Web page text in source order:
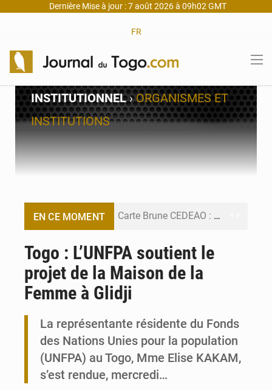
Dernière Mise à jour : 7 août 2026 à 09h02 GMT
FR
INSTITUTIONNEL›ORGANISMES ET
INSTITUTIONS
EN CE MOMENT Carte Brune CEDEAO : Lomé mise sur la digitalisation des sinistres
Maurice : Démission de la ministre Véronique Leu-Govind
Togo : L’UNFPA soutient le
projet de la Maison de la
Femme à Glidji
La représentante résidente du Fonds
des Nations Unies pour la population
(UNFPA) au Togo, Mme Elise KAKAM,
s’est rendue, mercredi…